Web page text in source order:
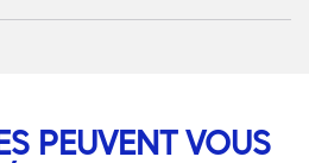
PEUVENT VOUS